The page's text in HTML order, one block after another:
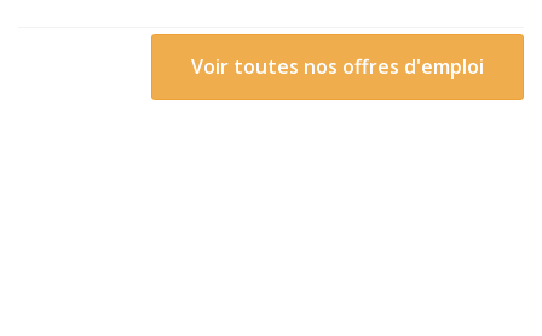
Voir toutes nos offres d'emploi